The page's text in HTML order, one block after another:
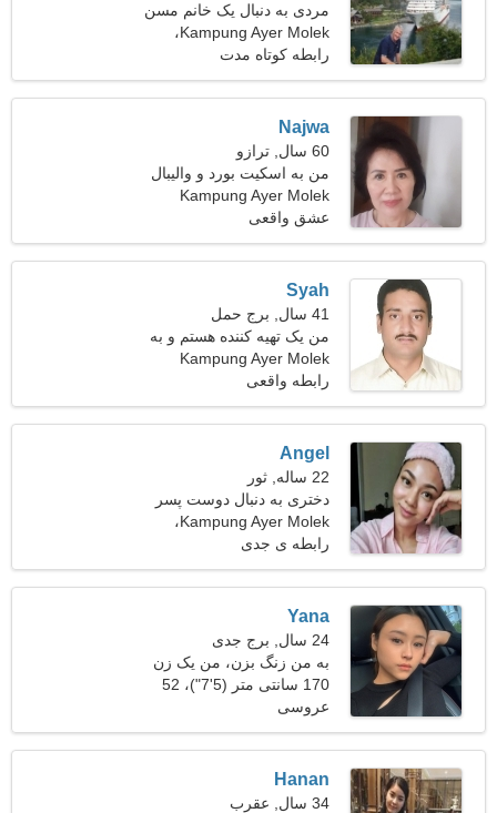
مردی به دنبال یک خانم مسن
Kampung Ayer Molek،
مالزی
رابطه کوتاه مدت
Najwa
60 سال, ترازو
من به اسکیت بورد و والیبال
علاقه دارم
Kampung Ayer Molek
عشق واقعی
Syah
41 سال, برج حمل
من یک تهیه کننده هستم و به
دنبال یک زن جذاب هستم
Kampung Ayer Molek
رابطه واقعی
Angel
22 ساله, ثور
دختری به دنبال دوست پسر
27-31
Kampung Ayer Molek،
مالزی
رابطه ی جدی
Yana
24 سال, برج جدی
به من زنگ بزن، من یک زن
احساساتی هستم
170 سانتی متر (5'7")، 52
کیلوگرم (114 پوند)
عروسی
Hanan
34 سال, عقرب